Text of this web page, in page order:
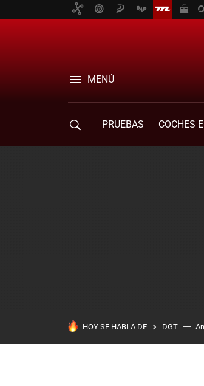
MENÚ
PRUEBAS COCHES
HOY SE HABLA DE DGT